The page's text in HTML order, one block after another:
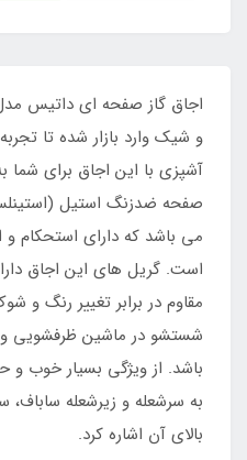
و شیک وارد بازار شده تا
آشپزی با این اجاق برای شما
صفحه ضدزنگ استیل
می باشد که دارای استحکام و
است. گریل های این اجاق
مقاوم در برابر تغییر رنگ و
شستشو در ماشین ظرفشویی
باشد. از ویژگی بسیار خوب و
به سرشعله و زیرشعله ساباف،
بالای آن اشاره کرد.